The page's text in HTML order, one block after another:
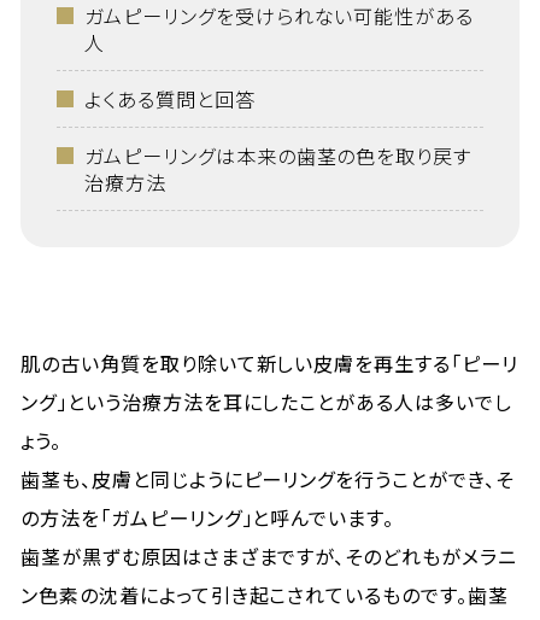
ガムピーリングを受けられない可能性がある
人
よくある質問と回答
ガムピーリングは本来の歯茎の色を取り戻す
治療方法
肌の古い角質を取り除いて新しい皮膚を再生する「ピーリ
ング」という治療方法を耳にしたことがある人は多いでし
ょう。
歯茎も、皮膚と同じようにピーリングを行うことができ、そ
の方法を「ガムピーリング」と呼んでいます。
歯茎が黒ずむ原因はさまざまですが、そのどれもがメラニ
ン色素の沈着によって引き起こされているものです。歯茎